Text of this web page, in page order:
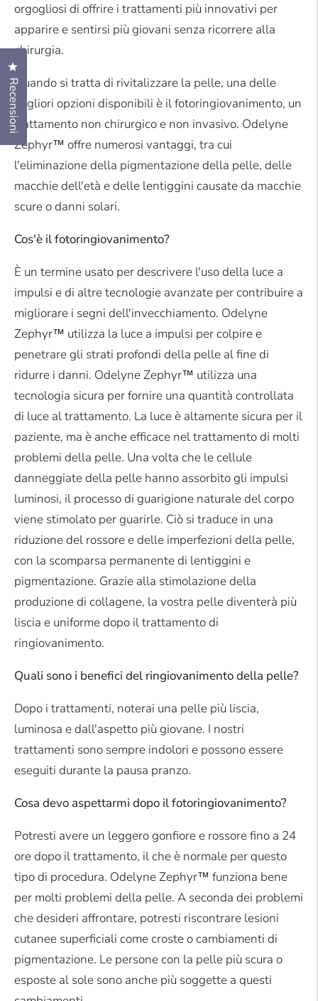
orgogliosi di offrire i trattamenti più innovativi per
apparire e sentirsi più giovani senza ricorrere alla
chirurgia.
Quando si tratta di rivitalizzare la pelle, una delle
migliori opzioni disponibili è il fotoringiovanimento, un
trattamento non chirurgico e non invasivo. Odelyne
Zephyr™ offre numerosi vantaggi, tra cui
l'eliminazione della pigmentazione della pelle, delle
macchie dell'età e delle lentiggini causate da macchie
scure o danni solari.
Cos'è il fotoringiovanimento?
È un termine usato per descrivere l'uso della luce a
impulsi e di altre tecnologie avanzate per contribuire a
migliorare i segni dell'invecchiamento. Odelyne
Zephyr™ utilizza la luce a impulsi per colpire e
penetrare gli strati profondi della pelle al fine di
ridurre i danni. Odelyne Zephyr™ utilizza una
tecnologia sicura per fornire una quantità controllata
di luce al trattamento. La luce è altamente sicura per il
paziente, ma è anche efficace nel trattamento di molti
problemi della pelle. Una volta che le cellule
danneggiate della pelle hanno assorbito gli impulsi
luminosi, il processo di guarigione naturale del corpo
viene stimolato per guarirle. Ciò si traduce in una
riduzione del rossore e delle imperfezioni della pelle,
con la scomparsa permanente di lentiggini e
pigmentazione. Grazie alla stimolazione della
produzione di collagene, la vostra pelle diventerà più
liscia e uniforme dopo il trattamento di
ringiovanimento.
Quali sono i benefici del ringiovanimento della pelle?
Dopo i trattamenti, noterai una pelle più liscia,
luminosa e dall'aspetto più giovane. I nostri
trattamenti sono sempre indolori e possono essere
eseguiti durante la pausa pranzo.
Cosa devo aspettarmi dopo il fotoringiovanimento?
Potresti avere un leggero gonfiore e rossore fino a 24
ore dopo il trattamento, il che è normale per questo
tipo di procedura. Odelyne Zephyr™ funziona bene
per molti problemi della pelle. A seconda dei problemi
che desideri affrontare, potresti riscontrare lesioni
cutanee superficiali come croste o cambiamenti di
pigmentazione. Le persone con la pelle più scura o
esposte al sole sono anche più soggette a questi
Recensioni
Clicca per aprire la finestra delle recensioni